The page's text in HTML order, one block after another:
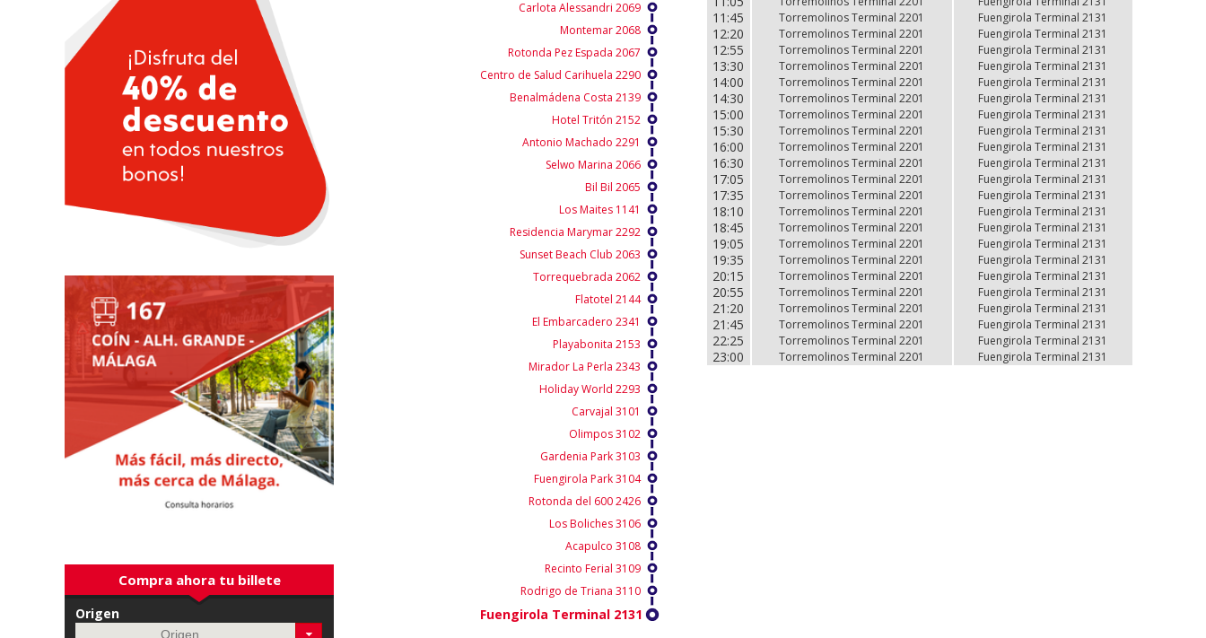
Compra ahora tu billete
Origen
Carlota Alessandri 2069
Montemar 2068
Rotonda Pez Espada 2067
Centro de Salud Carihuela 2290
Benalmádena Costa 2139
Hotel Tritón 2152
Antonio Machado 2291
Selwo Marina 2066
Bil Bil 2065
Los Maites 1141
Residencia Marymar 2292
Sunset Beach Club 2063
Torrequebrada 2062
Flatotel 2144
El Embarcadero 2341
Playabonita 2153
Mirador La Perla 2343
Holiday World 2293
Carvajal 3101
Olimpos 3102
Gardenia Park 3103
Fuengirola Park 3104
Rotonda del 600 2426
Los Boliches 3106
Acapulco 3108
Recinto Ferial 3109
Rodrigo de Triana 3110
Fuengirola Terminal 2131
11:45 Torremolinos Terminal 2201 Fuengirola Terminal 2131
12:20 Torremolinos Terminal 2201 Fuengirola Terminal 2131
12:55 Torremolinos Terminal 2201 Fuengirola Terminal 2131
13:30 Torremolinos Terminal 2201 Fuengirola Terminal 2131
14:00 Torremolinos Terminal 2201 Fuengirola Terminal 2131
14:30 Torremolinos Terminal 2201 Fuengirola Terminal 2131
15:00 Torremolinos Terminal 2201 Fuengirola Terminal 2131
15:30 Torremolinos Terminal 2201 Fuengirola Terminal 2131
16:00 Torremolinos Terminal 2201 Fuengirola Terminal 2131
16:30 Torremolinos Terminal 2201 Fuengirola Terminal 2131
17:05 Torremolinos Terminal 2201 Fuengirola Terminal 2131
17:35 Torremolinos Terminal 2201 Fuengirola Terminal 2131
18:10 Torremolinos Terminal 2201 Fuengirola Terminal 2131
18:45 Torremolinos Terminal 2201 Fuengirola Terminal 2131
19:05 Torremolinos Terminal 2201 Fuengirola Terminal 2131
19:35 Torremolinos Terminal 2201 Fuengirola Terminal 2131
20:15 Torremolinos Terminal 2201 Fuengirola Terminal 2131
20:55 Torremolinos Terminal 2201 Fuengirola Terminal 2131
21:20 Torremolinos Terminal 2201 Fuengirola Terminal 2131
21:45 Torremolinos Terminal 2201 Fuengirola Terminal 2131
22:25 Torremolinos Terminal 2201 Fuengirola Terminal 2131
23:00 Torremolinos Terminal 2201 Fuengirola Terminal 2131
11:45 Torremolinos Terminal 2201 Fuengirola Terminal 2131
12:20 Torremolinos Terminal 2201 Fuengirola Terminal 2131
12:55 Torremolinos Terminal 2201 Fuengirola Terminal 2131
13:30 Torremolinos Terminal 2201 Fuengirola Terminal 2131
14:00 Torremolinos Terminal 2201 Fuengirola Terminal 2131
14:30 Torremolinos Terminal 2201 Fuengirola Terminal 2131
15:00 Torremolinos Terminal 2201 Fuengirola Terminal 2131
15:30 Torremolinos Terminal 2201 Fuengirola Terminal 2131
16:00 Torremolinos Terminal 2201 Fuengirola Terminal 2131
16:30 Torremolinos Terminal 2201 Fuengirola Terminal 2131
17:05 Torremolinos Terminal 2201 Fuengirola Terminal 2131
17:35 Torremolinos Terminal 2201 Fuengirola Terminal 2131
18:10 Torremolinos Terminal 2201 Fuengirola Terminal 2131
18:45 Torremolinos Terminal 2201 Fuengirola Terminal 2131
19:05 Torremolinos Terminal 2201 Fuengirola Terminal 2131
19:35 Torremolinos Terminal 2201 Fuengirola Terminal 2131
20:15 Torremolinos Terminal 2201 Fuengirola Terminal 2131
20:55 Torremolinos Terminal 2201 Fuengirola Terminal 2131
21:20 Torremolinos Terminal 2201 Fuengirola Terminal 2131
21:45 Torremolinos Terminal 2201 Fuengirola Terminal 2131
22:25 Torremolinos Terminal 2201 Fuengirola Terminal 2131
23:00 Torremolinos Terminal 2201 Fuengirola Terminal 2131